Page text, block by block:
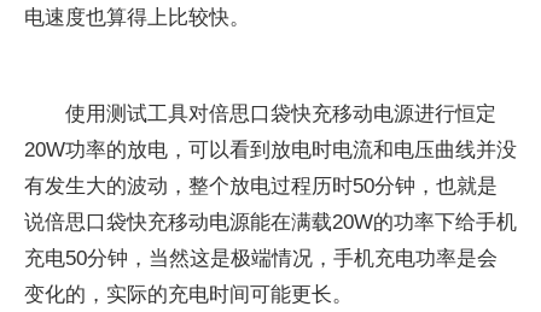
电速度也算得上比较快。
使用测试工具对倍思口袋快充移动电源进行恒定
20W功率的放电，可以看到放电时电流和电压曲线并没
有发生大的波动，整个放电过程历时50分钟，也就是
说倍思口袋快充移动电源能在满载20W的功率下给手机
充电50分钟，当然这是极端情况，手机充电功率是会
变化的，实际的充电时间可能更长。